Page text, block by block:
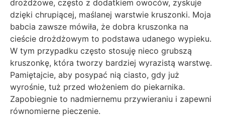
drożdżowe, często z dodatkiem owoców, zyskuje
dzięki chrupiącej, maślanej warstwie kruszonki. Moja
babcia zawsze mówiła, że dobra kruszonka na
cieście drożdżowym to podstawa udanego wypieku.
W tym przypadku często stosuję nieco grubszą
kruszonkę, która tworzy bardziej wyrazistą warstwę.
Pamiętajcie, aby posypać nią ciasto, gdy już
wyrośnie, tuż przed włożeniem do piekarnika.
Zapobiegnie to nadmiernemu przywieraniu i zapewni
równomierne pieczenie.